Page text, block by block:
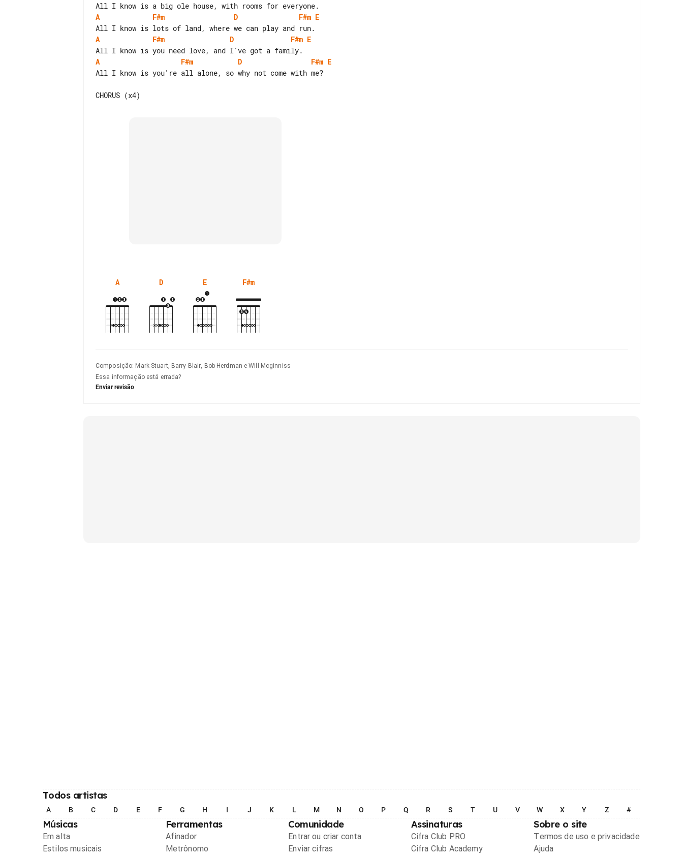
A
F#m D F#m E
A
F#m D F#m E
A
F#m D F#m E
All I know is you're all alone, so why not come with me?
A D E F#m
Composição: Mark Stuart, Barry Blair, Bob Herdman e Will Mcginniss
Essa informação está errada?
Enviar revisão
Todos artistas
A B C D E F G H I J K L M N O P Q R S T U V W X Y Z #
Músicas
Em alta
Estilos musicais
Ferramentas
Afinador
Metrônomo
Comunidade
Entrar ou criar conta
Enviar cifras
Assinaturas
Cifra Club PRO
Cifra Club Academy
Sobre o site
Termos de uso e privacidade
Ajuda